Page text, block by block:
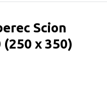
Scion
x 350)